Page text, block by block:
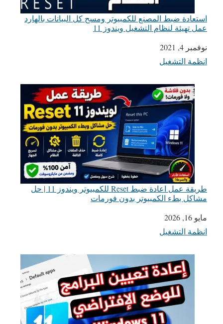
استعادة ضبط المصنع للكمبيوتر ومسح كل البيانات بالهارد
عمل تهيئة لنظام التشغيل ويندوز 11
التاريخ
نوفمبر 4, 2021
في ما يتعلق بما يأتي
انظمة التشغيل
طريقة عمل اعادة ضبط Reset للكمبيوتر ويندوز 11 | حل
مشاكل بطء الكمبيوتر بدون فورمات
التاريخ
مايو 16, 2026
في ما يتعلق بما يأتي
انظمة التشغيل